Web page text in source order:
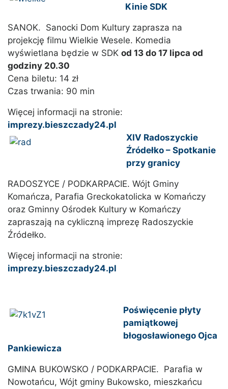
Kinie SDK
SANOK. Sanocki Dom Kultury zaprasza na
projekcję filmu Wielkie Wesele. Komedia
wyświetlana będzie w SDK od 13 do 17 lipca od
godziny 20.30
Cena biletu: 14 zł
Czas trwania: 90 min
Więcej informacji na stronie:
imprezy.bieszczady24.pl
XIV Radoszyckie
Źródełko – Spotkanie
przy granicy
RADOSZYCE / PODKARPACIE. Wójt Gminy
Komańcza, Parafia Greckokatolicka w Komańczy
oraz Gminny Ośrodek Kultury w Komańczy
zapraszają na cykliczną imprezę Radoszyckie
Źródełko.
Więcej informacji na stronie:
imprezy.bieszczady24.pl
Poświęcenie płyty
pamiątkowej
błogosławionego Ojca
Pankiewicza
GMINA BUKOWSKO / PODKARPACIE. Parafia w
Nowotańcu, Wójt gminy Bukowsko, mieszkańcu